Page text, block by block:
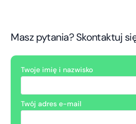
Masz pytania? Skontaktuj
Twoje imię i nazwisko
Twój adres e-mail